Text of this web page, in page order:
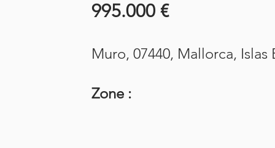
995.000 €
Muro, 07440, Mallorca, Islas
Zone :